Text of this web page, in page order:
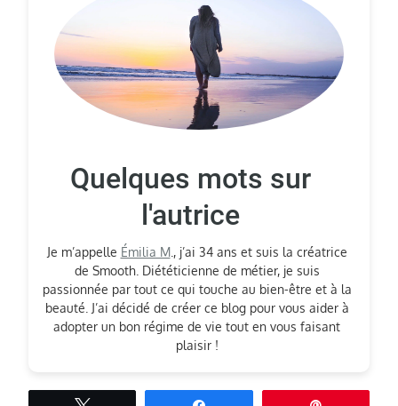
Quelques mots sur
l'autrice
Je m’appelle Émilia M., j’ai 34 ans et suis la créatrice
de Smooth. Diététicienne de métier, je suis
passionnée par tout ce qui touche au bien-être et à la
beauté. J’ai décidé de créer ce blog pour vous aider à
adopter un bon régime de vie tout en vous faisant
plaisir !